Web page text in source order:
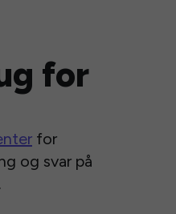
for
for
og svar på